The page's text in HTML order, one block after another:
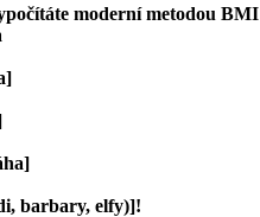
moderní metodou BMI
barbary, elfy)]!